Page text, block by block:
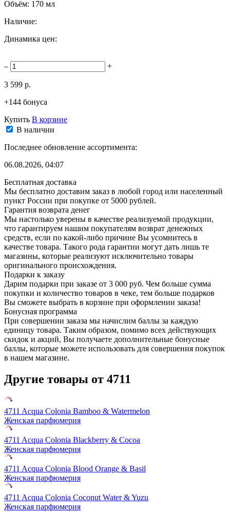
Объём: 170 мл
Наличие:
Динамика цен:
– +
3 599 р.
+144 бонуса
Купить В корзине
В наличии
Последнее обновление ассортимента:
06.08.2026, 04:07
Бесплатная доставка
Мы бесплатно доставим заказ в любой город или населенный
пункт России при покупке от 5000 рублей.
Гарантия возврата денег
Мы настолько уверены в качестве реализуемой продукции,
что гарантируем нашим покупателям возврат денежных
средств, если по какой-либо причине Вы усомнитесь в
качестве товара. Такого рода гарантии могут дать лишь те
магазины, которые реализуют исключительно товары
оригинального происхождения.
Подарки к заказу
Дарим подарки при заказе от 3 000 руб. Чем больше сумма
покупки и количество товаров в чеке, тем больше подарков
Вы сможете выбрать в корзине при оформлении заказа!
Бонусная программа
При совершении заказа мы начислим баллы за каждую
единицу товара. Таким образом, помимо всех действующих
скидок и акций, Вы получаете дополнительные бонусные
баллы, которые можете использовать для совершения покупок
в нашем магазине.
Другие товары от 4711
4711 Acqua Colonia Bamboo & Watermelon
Женская парфюмерия
4711 Acqua Colonia Blackberry & Cocoa
Женская парфюмерия
4711 Acqua Colonia Blood Orange & Basil
Женская парфюмерия
4711 Acqua Colonia Coconut Water & Yuzu
Женская парфюмерия